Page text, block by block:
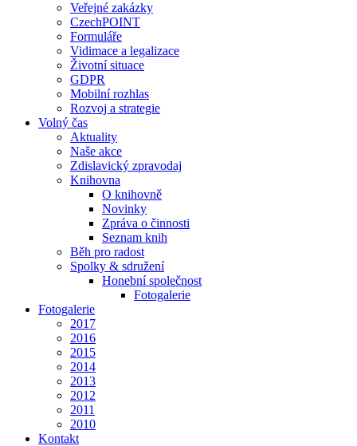
Veřejné zakázky
CzechPOINT
Formuláře
Vidimace a legalizace
Životní situace
GDPR
Mobilní rozhlas
Rozvoj a strategie
Volný čas
Aktuality
Naše akce
Zdislavický zpravodaj
Knihovna
O knihovně
Novinky
Zpráva o činnosti
Seznam knih
Běh pro radost
Spolky & sdružení
Honební společnost
Fotogalerie
Fotogalerie
2017
2016
2015
2014
2013
2012
2011
2010
Kontakt